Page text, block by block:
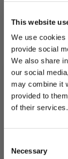
This website
We use cookies
provide social
We also share
our social
may combine it
provided to
of their services.
Selection
NecessaryDe
updates,